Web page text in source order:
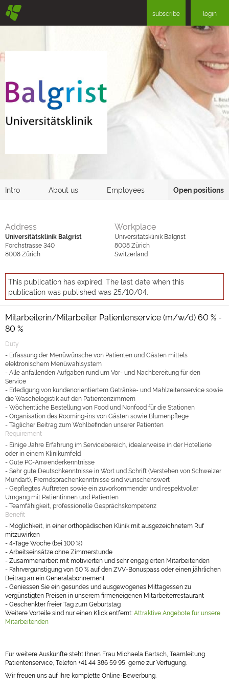
§ subscribe login
Intro About us Employees Open positions
Address
Universitätsklinik Balgrist
Forchstrasse 340
8008Zürich
Workplace
Universitätsklinik Balgrist
8008Zürich
Switzerland
This publication has expired. The last date when this
publication was published was 25/10/04.
Mitarbeiterin/Mitarbeiter Patientenservice (m/w/d) 60 % -
80 %
Duty
- Erfassung der Menüwünsche von Patienten und Gästen mittels
elektronischem Menüwahlsystem
- Alle anfallenden Aufgaben rund um Vor- und Nachbereitung für den
Service
- Erledigung von kundenorientiertem Getränke- und Mahlzeitenservice sowie
die Wäschelogistik auf den Patientenzimmern
- Wöchentliche Bestellung von Food und Nonfood für die Stationen
- Organisation des Rooming-ins von Gästen sowie Blumenpflege
- Täglicher Beitrag zum Wohlbefinden unserer Patienten
Requirement
- Einige Jahre Erfahrung im Servicebereich, idealerweise in der Hotellerie
oder in einem Klinikumfeld
- Gute PC-Anwenderkenntnisse
- Sehr gute Deutschkenntnisse in Wort und Schrift (Verstehen von Schweizer
Mundart), Fremdsprachenkenntnisse sind wünschenswert
- Gepflegtes Auftreten sowie ein zuvorkommender und respektvoller
Umgang mit Patientinnen und Patienten
- Teamfähigkeit, professionelle Gesprächskompetenz
Benefit
- Möglichkeit, in einer orthopädischen Klinik mit ausgezeichnetem Ruf
mitzuwirken
- 4-Tage Woche (bei 100 %)
- Arbeitseinsätze ohne Zimmerstunde
- Zusammenarbeit mit motivierten und sehr engagierten Mitarbeitenden
- Fahrvergünstigung von 50 % auf den ZVV-Bonuspass oder einen jährlichen
Beitrag an ein Generalabonnement
- Geniessen Sie ein gesundes und ausgewogenes Mittagessen zu
vergünstigten Preisen in unserem firmeneigenen Mitarbeiterrestaurant
- Geschenkter freier Tag zum Geburtstag
Weitere Vorteile sind nur einen Klick entfernt:Attraktive Angebote für unsere
Mitarbeitenden
Für weitere Auskünfte steht Ihnen Frau Michaela Bartsch, Teamleitung
Patientenservice, Telefon +41 44 386 59 95, gerne zur Verfügung.
Wir freuen uns auf Ihre komplette Online-Bewerbung.